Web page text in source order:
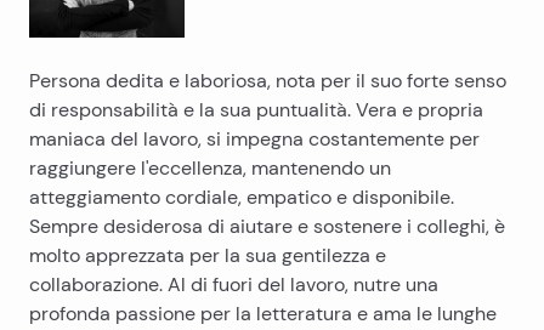
Persona dedita e laboriosa, nota per il suo forte senso
di responsabilità e la sua puntualità. Vera e propria
maniaca del lavoro, si impegna costantemente per
raggiungere l'eccellenza, mantenendo un
atteggiamento cordiale, empatico e disponibile.
Sempre desiderosa di aiutare e sostenere i colleghi, è
molto apprezzata per la sua gentilezza e
collaborazione. Al di fuori del lavoro, nutre una
profonda passione per la letteratura e ama le lunghe